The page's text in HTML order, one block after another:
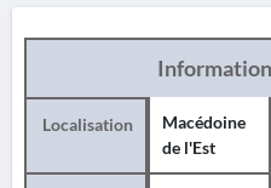
Localisation
Macédoine
de l'Est